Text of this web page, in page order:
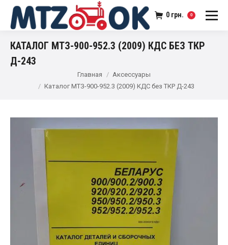
0 грн. 0
КАТАЛОГ МТЗ-900-952.3 (2009) КДС БЕЗ ТКР
Д-243
Главная
Аксессуары
Каталог МТЗ-900-952.3 (2009) КДС без ТКР Д-243